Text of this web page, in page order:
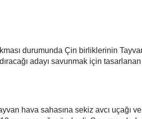
durumunda Çin birliklerinin
adayı savunmak için
hava sahasına sekiz avcı uçağı